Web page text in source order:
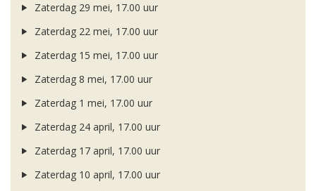
Zaterdag 29 mei, 17.00 uur
Zaterdag 22 mei, 17.00 uur
Zaterdag 15 mei, 17.00 uur
Zaterdag 8 mei, 17.00 uur
Zaterdag 1 mei, 17.00 uur
Zaterdag 24 april, 17.00 uur
Zaterdag 17 april, 17.00 uur
Zaterdag 10 april, 17.00 uur